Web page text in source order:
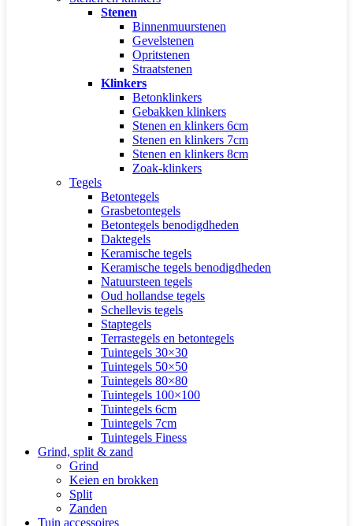
Stenen
Binnenmuurstenen
Gevelstenen
Opritstenen
Straatstenen
Klinkers
Betonklinkers
Gebakken klinkers
Stenen en klinkers 6cm
Stenen en klinkers 7cm
Stenen en klinkers 8cm
Zoak-klinkers
Tegels
Betontegels
Grasbetontegels
Betontegels benodigdheden
Daktegels
Keramische tegels
Keramische tegels benodigdheden
Natuursteen tegels
Oud hollandse tegels
Schellevis tegels
Staptegels
Terrastegels en betontegels
Tuintegels 30×30
Tuintegels 50×50
Tuintegels 80×80
Tuintegels 100×100
Tuintegels 6cm
Tuintegels 7cm
Tuintegels Finess
Grind, split & zand
Grind
Keien en brokken
Split
Zanden
Tuin accessoires